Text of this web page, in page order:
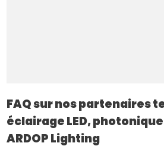
FAQ sur nos partenaires
éclairage LED,
ARDOP Lighting